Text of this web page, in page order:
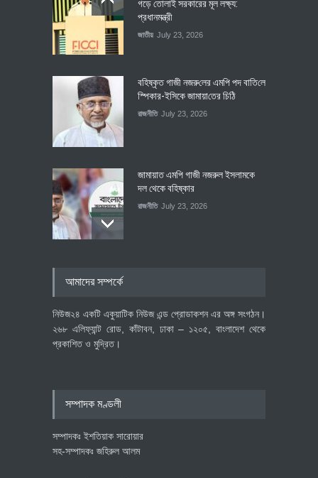
গড়ে তোলাই সরকারের মূল লক্ষ্য:
প্রধানমন্ত্রী
জাতীয় July 23, 2026
বহিষ্কৃত গাজী নজরু‌লের এম‌পি পদ বা‌তি‌লে
স্পিকার-ইসিকে জামায়া‌তের চি‌ঠি
রাজনীতি July 23, 2026
জামায়াত এমপি গাজী নজরুল ইসলামকে
দল থেকে বহিষ্কার
রাজনীতি July 23, 2026
আমাদের সম্পর্কে
নিউজ২৪ একটি একুয়াটিক নিউজ এন্ড প্রোডাকশন এর অঙ্গ সংগঠন।
২৬৮ এলিফ্যান্ট রোড, কাঁটাবন, ঢাকা – ১২০৫, বাংলাদেশ থেকে
প্রকাশিত ও মুদ্রিত।
সম্পাদক মণ্ডলী
সম্পাদকঃ ইশতিয়াক সারোয়ার
সহ-সম্পাদকঃ জহিরুল আলম